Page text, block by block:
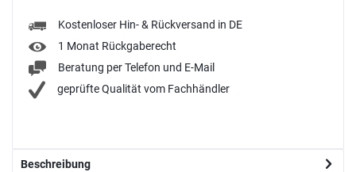
Kostenloser Hin- & Rückversand in DE
1 Monat Rückgaberecht
Beratung per Telefon und E-Mail
geprüfte Qualität vom Fachhändler
Beschreibung